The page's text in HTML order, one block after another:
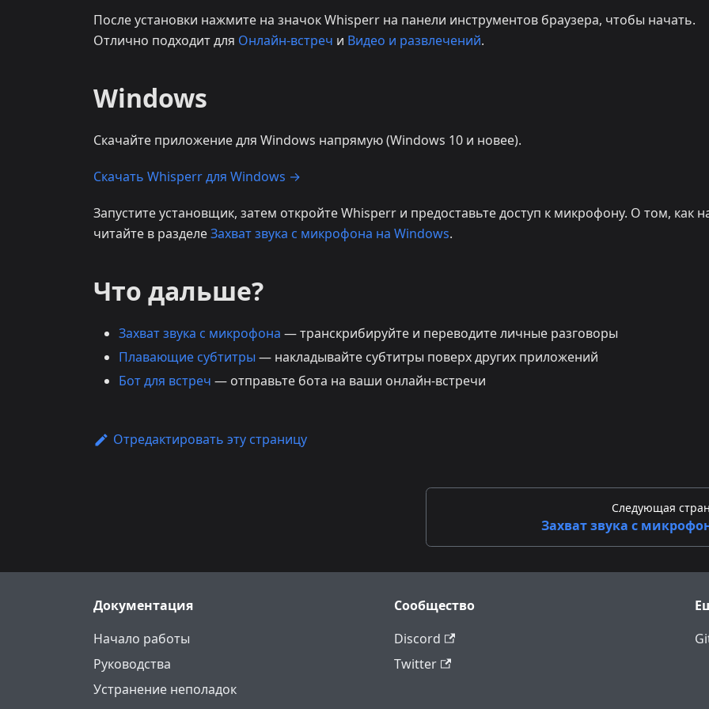
После установки нажмите на значок Whisperr на панели инструментов браузера, чтобы начать.
Отлично подходит для Онлайн-встреч и Видео и развлечений.
Windows
Скачайте приложение для Windows напрямую (Windows 10 и новее).
Скачать Whisperr для Windows →
Запустите установщик, затем откройте Whisperr и предоставьте доступ к микрофону. О том, как
читайте в разделеЗахват звука с микрофона на Windows.
Что дальше?
Захват звука с микрофона — транскрибируйте и переводите личные разговоры
Плавающие субтитры — накладывайте субтитры поверх других приложений
Бот для встреч — отправьте бота на ваши онлайн-встречи
Отредактировать эту страницу
Следующая
Захват звука с
Документация
Начало работы
Руководства
Устранение неполадок
Сообщество
Discord
Twitter